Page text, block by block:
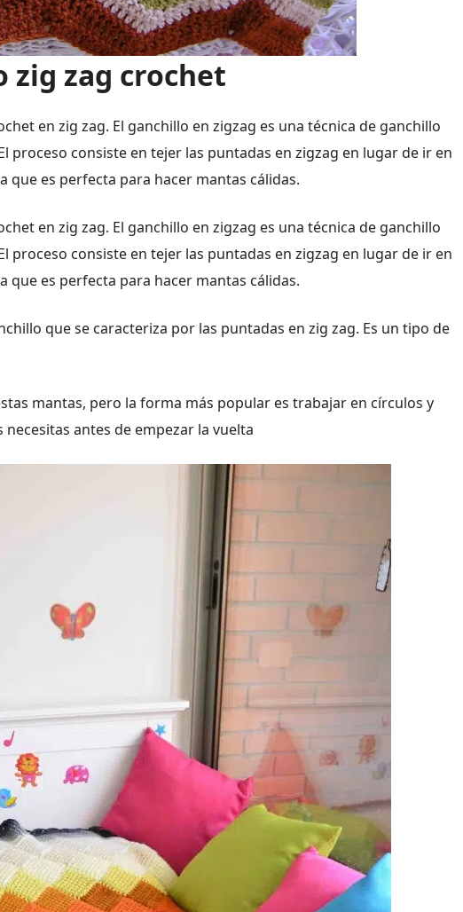
zig zag crochet
en zig zag. El ganchillo en zigzag es una técnica de ganchillo
proceso consiste en tejer las puntadas en zigzag en lugar de ir en
que es perfecta para hacer mantas cálidas.
en zig zag. El ganchillo en zigzag es una técnica de ganchillo
proceso consiste en tejer las puntadas en zigzag en lugar de ir en
que es perfecta para hacer mantas cálidas.
que se caracteriza por las puntadas en zig zag. Es un tipo de
mantas, pero la forma más popular es trabajar en círculos y
antes de empezar la vuelta